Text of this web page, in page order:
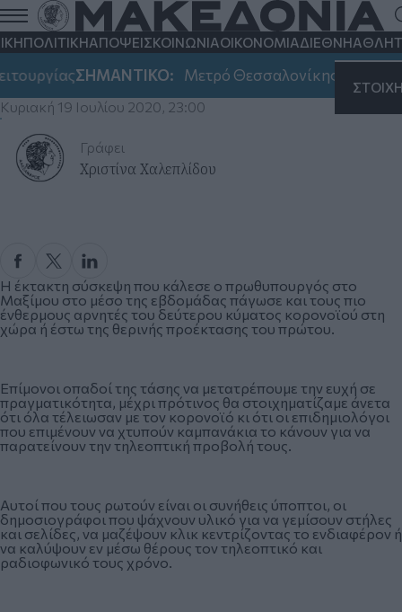
ΠΟΛΙΤΙΚΗΑΠΟΨΕΙΣΚΟΙΝΩΝΙΑΟΙΚΟΝΟΜΙΑΔΙΕΘΝΗ
ΣΗΜΑΝΤΙΚΟ: Μετρό Θεσσαλονίκης: Αλλάζει
Όταν η πραγματικότητα διαφωνεί μαζί
μας
Κυριακή 19 Ιουλίου 2020, 23:00
Γράφει
Χριστίνα Χαλεπλίδου
Η έκτακτη σύσκεψη που κάλεσε ο πρωθυπουργός στο
Μαξίμου στο μέσο της εβδομάδας πάγωσε και τους πιο
ένθερμους αρνητές του δεύτερου κύματος κορονοϊού στη
χώρα ή έστω της θερινής προέκτασης του πρώτου.
Επίμονοι οπαδοί της τάσης να μετατρέπουμε την ευχή σε
πραγματικότητα, μέχρι πρότινος θα στοιχηματίζαμε άνετα
ότι όλα τέλειωσαν με τον κορονοϊό κι ότι οι επιδημιολόγοι
που επιμένουν να χτυπούν καμπανάκια το κάνουν για να
παρατείνουν την τηλεοπτική προβολή τους.
Αυτοί που τους ρωτούν είναι οι συνήθεις ύποπτοι, οι
δημοσιογράφοι που ψάχνουν υλικό για να γεμίσουν στήλες
και σελίδες, να μαζέψουν κλικ κεντρίζοντας το ενδιαφέρον ή
να καλύψουν εν μέσω θέρους τον τηλεοπτικό και
ραδιοφωνικό τους χρόνο.